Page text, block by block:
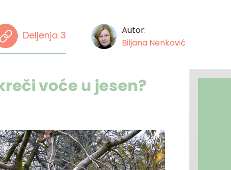
Deljenja 3
Autor:
Biljana Nenković
voće u jesen?